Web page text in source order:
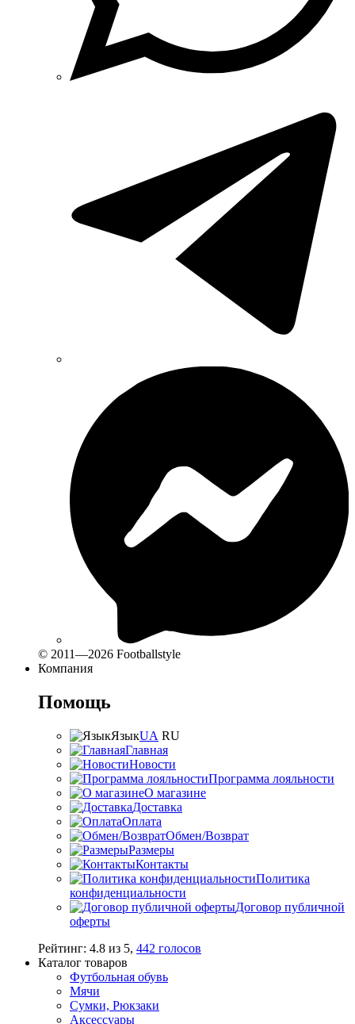
© 2011—2026 Footballstyle
Компания
Помощь
ЯзыкUA RU
Главная
Новости
Программа лояльности
О магазине
Доставка
Оплата
Обмен/Возврат
Размеры
Контакты
Политика
конфиденциальности
Договор публичной
оферты
Рейтинг: 4.8 из 5, 442 голосов
Каталог товаров
Футбольная обувь
Мячи
Сумки, Рюкзаки
Аксессуары